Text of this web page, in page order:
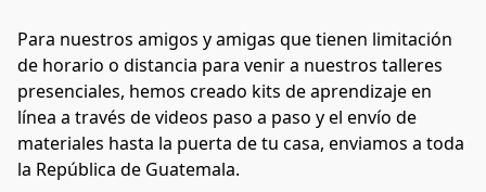
Para nuestros amigos y amigas que tienen limitación
de horario o distancia para venir a nuestros talleres
presenciales, hemos creado kits de aprendizaje en
línea a través de videos paso a paso y el envío de
materiales hasta la puerta de tu casa, enviamos a toda
la República de Guatemala.